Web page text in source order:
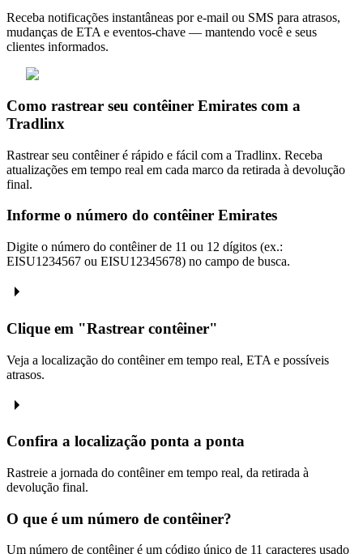
Receba notificações instantâneas por e-mail ou SMS para atrasos,
mudanças de ETA e eventos-chave — mantendo você e seus
clientes informados.
Como rastrear seu contêiner Emirates com a
Tradlinx
Rastrear seu contêiner é rápido e fácil com a Tradlinx. Receba
atualizações em tempo real em cada marco da retirada à devolução
final.
Informe o número do contêiner Emirates
Digite o número do contêiner de 11 ou 12 dígitos (ex.:
EISU1234567 ou EISU12345678) no campo de busca.
Clique em "Rastrear contêiner"
Veja a localização do contêiner em tempo real, ETA e possíveis
atrasos.
Confira a localização ponta a ponta
Rastreie a jornada do contêiner em tempo real, da retirada à
devolução final.
O que é um número de contêiner?
Um número de contêiner é um código único de 11 caracteres usado